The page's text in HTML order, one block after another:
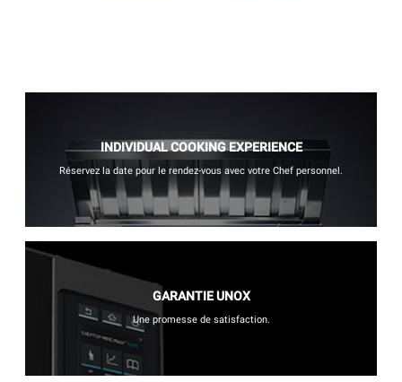
INDIVIDUAL COOKING EXPERIENCE
Réservez la date pour le rendez-vous avec votre Chef personnel.
GARANTIE UNOX
Une promesse de satisfaction.